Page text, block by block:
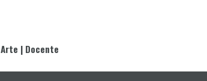
Arte | Docente